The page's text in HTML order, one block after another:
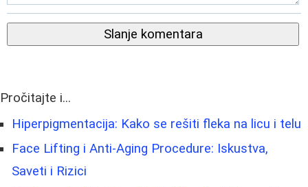
Slanje komentara
Pročitajte i...
Hiperpigmentacija: Kako se rešiti fleka na licu i telu
Face Lifting i Anti-Aging Procedure: Iskustva,
Saveti i Rizici